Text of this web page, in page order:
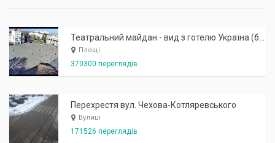
Площі
370300 переглядів
Перехрестя вул. Чехова-Котляревського
Вулиці
171526 переглядів